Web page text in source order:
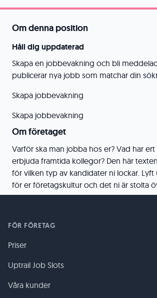
Om denna position
Håll dig uppdaterad
Skapa en jobbevakning och bli
publicerar nya jobb som matchar din
Skapa jobbevakning
Skapa jobbevakning
Om företaget
Varför ska man jobba hos er? Vad har
erbjuda framtida kollegor? Den här
för vilken typ av kandidater ni lockar.
för er företagskultur och det ni är stolta
FÖR FÖRETAG
Priser
Uptrail Job Slots
Våra kunder